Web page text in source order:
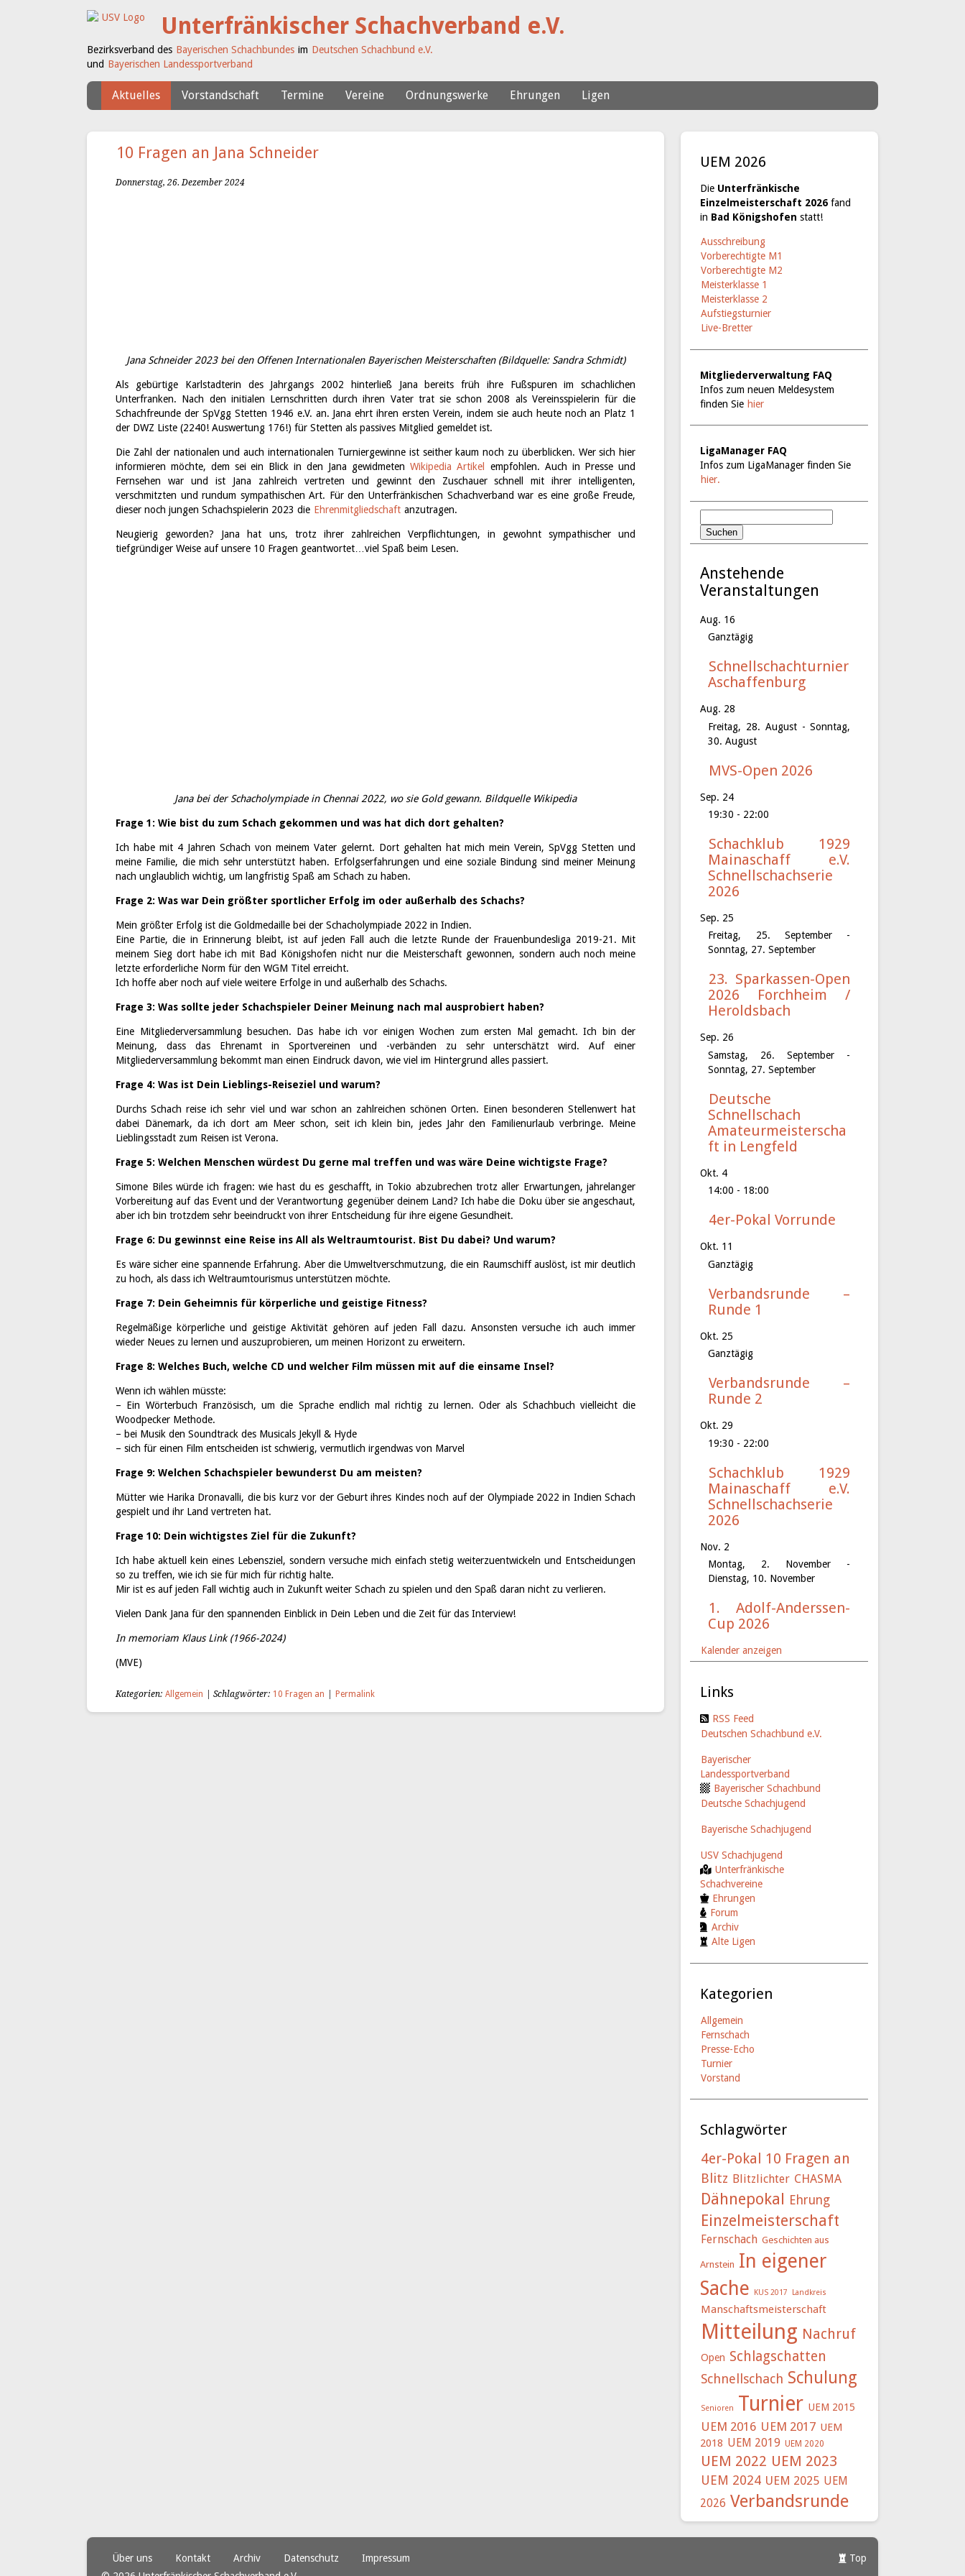
Unterfränkischer Schachverband e.V.
Bezirksverband des Bayerischen Schachbundes im Deutschen Schachbund e.V.
und Bayerischen Landessportverband
Aktuelles Vorstandschaft Termine Vereine Ordnungswerke Ehrungen Ligen
10 Fragen an Jana Schneider
Donnerstag, 26. Dezember 2024
Jana Schneider 2023 bei den Offenen Internationalen Bayerischen Meisterschaften (Bildquelle: Sandra Schmidt)
Als gebürtige Karlstadterin des Jahrgangs 2002 hinterließ Jana bereits früh ihre Fußspuren im schachlichen
Unterfranken. Nach den initialen Lernschritten durch ihren Vater trat sie schon 2008 als Vereinsspielerin für die
Schachfreunde der SpVgg Stetten 1946 e.V. an. Jana ehrt ihren ersten Verein, indem sie auch heute noch an Platz 1
der DWZ Liste (2240! Auswertung 176!) für Stetten als passives Mitglied gemeldet ist.
Die Zahl der nationalen und auch internationalen Turniergewinne ist seither kaum noch zu überblicken. Wer sich hier
informieren möchte, dem sei ein Blick in den Jana gewidmeten Wikipedia Artikel
empfohlen. Auch in Presse und
Fernsehen war und ist Jana zahlreich vertreten und gewinnt den Zuschauer schnell mit ihrer intelligenten,
verschmitzten und rundum sympathischen Art. Für den Unterfränkischen Schachverband war es eine große Freude,
dieser noch jungen Schachspielerin 2023 die Ehrenmitgliedschaft anzutragen.
Neugierig geworden? Jana hat uns, trotz ihrer zahlreichen Verpflichtungen, in gewohnt sympathischer und
tiefgründiger Weise auf unsere 10 Fragen geantwortet…viel Spaß beim Lesen.
Jana bei der Schacholympiade in Chennai 2022, wo sie Gold gewann. Bildquelle Wikipedia
Frage 1: Wie bist du zum Schach gekommen und was hat dich dort gehalten?
Ich habe mit 4 Jahren Schach von meinem Vater gelernt. Dort gehalten hat mich mein Verein, SpVgg Stetten und
meine Familie, die mich sehr unterstützt haben. Erfolgserfahrungen und eine soziale Bindung sind meiner Meinung
nach unglaublich wichtig, um langfristig Spaß am Schach zu haben.
Frage 2: Was war Dein größter sportlicher Erfolg im oder außerhalb des Schachs?
Mein größter Erfolg ist die Goldmedaille bei der Schacholympiade 2022 in Indien.
Eine Partie, die in Erinnerung bleibt, ist auf jeden Fall auch die letzte Runde der Frauenbundesliga 2019-21. Mit
meinem Sieg dort habe ich mit Bad Königshofen nicht nur die Meisterschaft gewonnen, sondern auch noch meine
letzte erforderliche Norm für den WGM Titel erreicht.
Ich hoffe aber noch auf viele weitere Erfolge in und außerhalb des Schachs.
Frage 3: Was sollte jeder Schachspieler Deiner Meinung nach mal ausprobiert haben?
Eine Mitgliederversammlung besuchen. Das habe ich vor einigen Wochen zum ersten Mal gemacht. Ich bin der
Meinung, dass das Ehrenamt in Sportvereinen und -verbänden zu sehr unterschätzt wird. Auf einer
Mitgliederversammlung bekommt man einen Eindruck davon, wie viel im Hintergrund alles passiert.
Frage 4: Was ist Dein Lieblings-Reiseziel und warum?
Durchs Schach reise ich sehr viel und war schon an zahlreichen schönen Orten. Einen besonderen Stellenwert hat
dabei Dänemark, da ich dort am Meer schon, seit ich klein bin, jedes Jahr den Familienurlaub verbringe. Meine
Lieblingsstadt zum Reisen ist Verona.
Frage 5: Welchen Menschen würdest Du gerne mal treffen und was wäre Deine wichtigste Frage?
Simone Biles würde ich fragen: wie hast du es geschafft, in Tokio abzubrechen trotz aller Erwartungen, jahrelanger
Vorbereitung auf das Event und der Verantwortung gegenüber deinem Land? Ich habe die Doku über sie angeschaut,
aber ich bin trotzdem sehr beeindruckt von ihrer Entscheidung für ihre eigene Gesundheit.
Frage 6: Du gewinnst eine Reise ins All als Weltraumtourist. Bist Du dabei? Und warum?
Es wäre sicher eine spannende Erfahrung. Aber die Umweltverschmutzung, die ein Raumschiff auslöst, ist mir deutlich
zu hoch, als dass ich Weltraumtourismus unterstützen möchte.
Frage 7: Dein Geheimnis für körperliche und geistige Fitness?
Regelmäßige körperliche und geistige Aktivität gehören auf jeden Fall dazu. Ansonsten versuche ich auch immer
wieder Neues zu lernen und auszuprobieren, um meinen Horizont zu erweitern.
Frage 8: Welches Buch, welche CD und welcher Film müssen mit auf die einsame Insel?
Wenn ich wählen müsste:
– Ein Wörterbuch Französisch, um die Sprache endlich mal richtig zu lernen. Oder als Schachbuch vielleicht die
Woodpecker Methode.
– bei Musik den Soundtrack des Musicals Jekyll & Hyde
– sich für einen Film entscheiden ist schwierig, vermutlich irgendwas von Marvel
Frage 9: Welchen Schachspieler bewunderst Du am meisten?
Mütter wie Harika Dronavalli, die bis kurz vor der Geburt ihres Kindes noch auf der Olympiade 2022 in Indien Schach
gespielt und ihr Land vertreten hat.
Frage 10: Dein wichtigstes Ziel für die Zukunft?
Ich habe aktuell kein eines Lebensziel, sondern versuche mich einfach stetig weiterzuentwickeln und Entscheidungen
so zu treffen, wie ich sie für mich für richtig halte.
Mir ist es auf jeden Fall wichtig auch in Zukunft weiter Schach zu spielen und den Spaß daran nicht zu verlieren.
Vielen Dank Jana für den spannenden Einblick in Dein Leben und die Zeit für das Interview!
In memoriam Klaus Link (1966-2024)
(MVE)
Kategorien: Allgemein | Schlagwörter: 10 Fragen an Permalink
UEM 2026
Die Unterfränkische
Einzelmeisterschaft 2026 fand
in Bad Königshofen statt!
Ausschreibung
Vorberechtigte M1
Vorberechtigte M2
Meisterklasse 1
Meisterklasse 2
Aufstiegsturnier
Live-Bretter
Mitgliederverwaltung FAQ
Infos zum neuen Meldesystem
finden Sie hier
LigaManager FAQ
Infos zum LigaManager finden Sie
hier.
Anstehende
Veranstaltungen
Aug. 16
Ganztägig
Schnellschachturnier
Aschaffenburg
Aug. 28
Freitag, 28. August-Sonntag,
30. August
MVS-Open 2026
Sep. 24
19:30 - 22:00
Schachklub 1929
Mainaschaff e.V.
Schnellschachserie
2026
Sep. 25
Freitag, 25. September-
Sonntag, 27. September
23. Sparkassen-Open
2026 Forchheim /
Heroldsbach
Sep. 26
Samstag, 26. September -
Sonntag, 27. September
Deutsche
Schnellschach
Amateurmeisterscha
ft in Lengfeld
Okt. 4
14:00 - 18:00
4er-Pokal Vorrunde
Okt. 11
Ganztägig
Verbandsrunde –
Runde 1
Okt. 25
Ganztägig
Verbandsrunde –
Runde 2
Okt. 29
19:30 - 22:00
Schachklub 1929
Mainaschaff e.V.
Schnellschachserie
2026
Nov. 2
Montag, 2. November -
Dienstag, 10. November
1. Adolf-Anderssen-
Cup 2026
Kalender anzeigen
Links
RSS Feed
Deutschen Schachbund e.V.
Bayerischer
Landessportverband
Bayerischer Schachbund
Deutsche Schachjugend
Bayerische Schachjugend
USV Schachjugend
Unterfränkische
Schachvereine
Ehrungen
Forum
Archiv
Alte Ligen
Kategorien
Allgemein
Fernschach
Presse-Echo
Turnier
Vorstand
Schlagwörter
4er-Pokal 10 Fragen an
Blitz Blitzlichter CHASMA
Dähnepokal Ehrung
Einzelmeisterschaft
Fernschach Geschichten aus
Arnstein In eigener
Sache
KUS 2017 Landkreis
Manschaftsmeisterschaft
Mitteilung Nachruf
Open Schlagschatten
Schnellschach Schulung
Senioren Turnier UEM 2015
UEM 2016 UEM 2017 UEM
2018 UEM 2019 UEM 2020
UEM 2022 UEM 2023
UEM 2024 UEM 2025 UEM
2026 Verbandsrunde
Über uns Kontakt Archiv Datenschutz Impressum
Top